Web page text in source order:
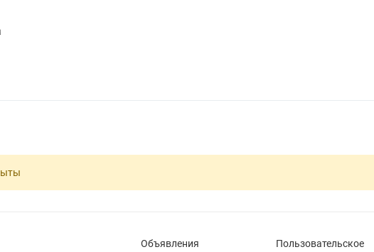
Объявления
Пользовательское